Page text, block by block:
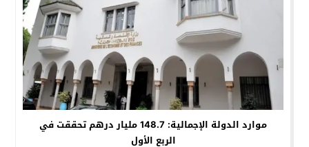
موارد الدولة الإجمالية: 148.7 مليار درهم تحققت في
الربع الأول